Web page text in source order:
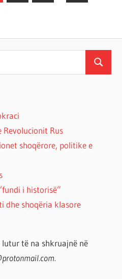
Search
Rus
shoqërore, politike e
i historisë”
dhe shoqëria klasore
të na shkruajnë në